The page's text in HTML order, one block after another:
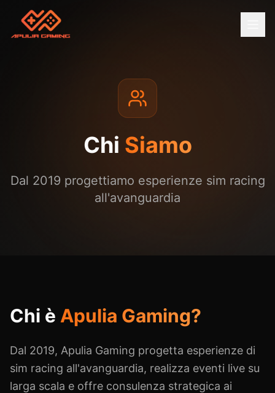
Chi Siamo
Dal 2019 progettiamo esperienze sim racing
all'avanguardia
Chi è Apulia Gaming?
Dal 2019, Apulia Gaming progetta esperienze di
sim racing all'avanguardia, realizza eventi live su
larga scala e offre consulenza strategica ai